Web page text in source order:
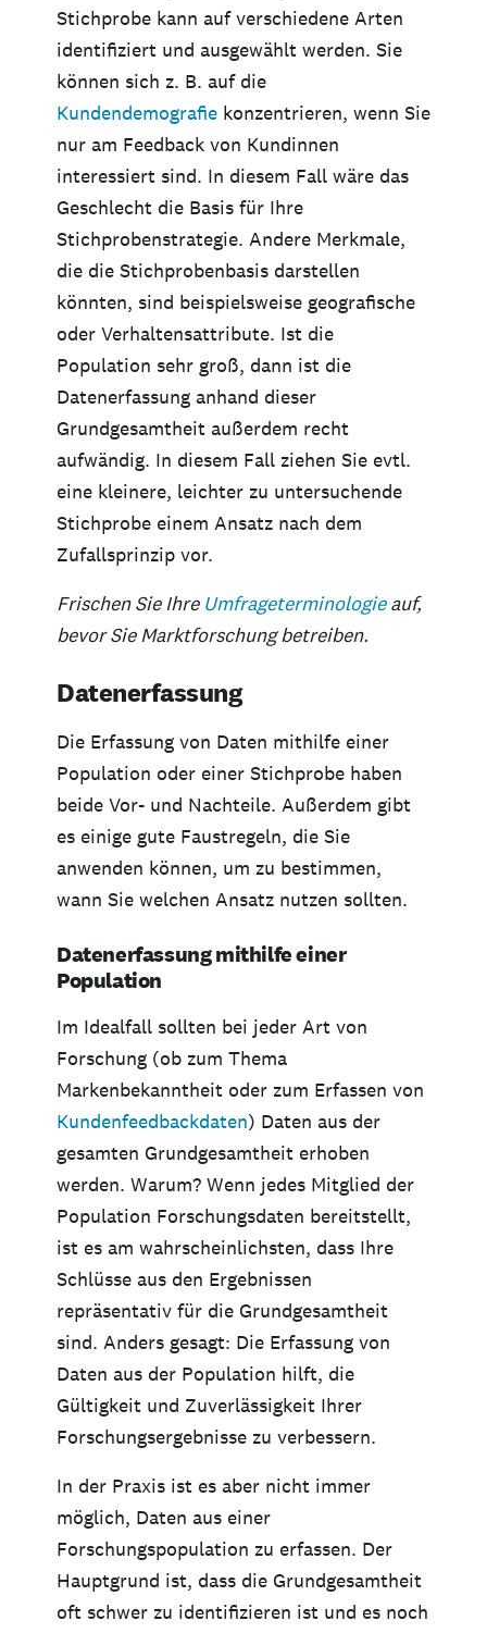
Stichprobe kann auf verschiedene Arten
identifiziert und ausgewählt werden. Sie
können sich z. B. auf die
Kundendemografie konzentrieren, wenn Sie
nur am Feedback von Kundinnen
interessiert sind. In diesem Fall wäre das
Geschlecht die Basis für Ihre
Stichprobenstrategie. Andere Merkmale,
die die Stichprobenbasis darstellen
könnten, sind beispielsweise geografische
oder Verhaltensattribute. Ist die
Population sehr groß, dann ist die
Datenerfassung anhand dieser
Grundgesamtheit außerdem recht
aufwändig. In diesem Fall ziehen Sie evtl.
eine kleinere, leichter zu untersuchende
Stichprobe einem Ansatz nach dem
Zufallsprinzip vor.
Frischen Sie Ihre Umfrageterminologieauf,
bevor Sie Marktforschung betreiben.
Datenerfassung
Die Erfassung von Daten mithilfe einer
Population oder einer Stichprobe haben
beide Vor- und Nachteile. Außerdem gibt
es einige gute Faustregeln, die Sie
anwenden können, um zu bestimmen,
wann Sie welchen Ansatz nutzen sollten.
Datenerfassung mithilfe einer
Population
Im Idealfall sollten bei jeder Art von
Forschung (ob zum Thema
Markenbekanntheit oder zum Erfassen von
Kundenfeedbackdaten) Daten aus der
gesamten Grundgesamtheit erhoben
werden. Warum? Wenn jedes Mitglied der
Population Forschungsdaten bereitstellt,
ist es am wahrscheinlichsten, dass Ihre
Schlüsse aus den Ergebnissen
repräsentativ für die Grundgesamtheit
sind. Anders gesagt: Die Erfassung von
Daten aus der Population hilft, die
Gültigkeit und Zuverlässigkeit Ihrer
Forschungsergebnisse zu verbessern.
In der Praxis ist es aber nicht immer
möglich, Daten aus einer
Forschungspopulation zu erfassen. Der
Hauptgrund ist, dass die Grundgesamtheit
oft schwer zu identifizieren ist und es noch